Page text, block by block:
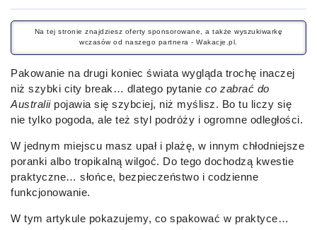
Na tej stronie znajdziesz oferty sponsorowane, a także wyszukiwarkę
wczasów od naszego partnera - Wakacje.pl.
Pakowanie na drugi koniec świata wygląda trochę inaczej
niż szybki city break… dlatego pytanie co zabrać do
Australiipojawia się szybciej, niż myślisz. Bo tu liczy się
nie tylko pogoda, ale też styl podróży i ogromne odległości.
W jednym miejscu masz upał i plażę, w innym chłodniejsze
poranki albo tropikalną wilgoć. Do tego dochodzą kwestie
praktyczne… słońce, bezpieczeństwo i codzienne
funkcjonowanie.
W tym artykule pokazujemy, co spakować w praktyce…